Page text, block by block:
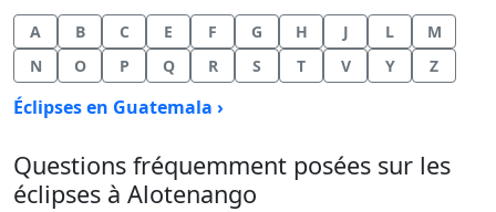
A B C E F G H J L
M
N
O P Q R S T V Y Z
Éclipses en Guatemala ›
Questions fréquemment posées sur les
éclipses à Alotenango